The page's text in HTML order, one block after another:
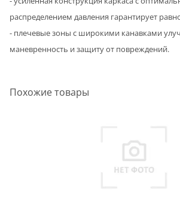
распределением давления гарантирует
- плечевые зоны с широкими канавками
маневренность и защиту от повреждений.
Похожие товары